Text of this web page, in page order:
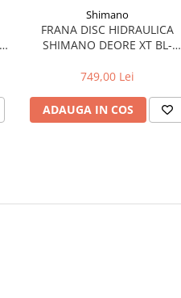
Shimano
FRANA DISC HIDRAULICA
SHIMANO DEORE XT BL-
PLACUTE METAL/RADIATOR
749,00 Lei
ADAUGA IN COS